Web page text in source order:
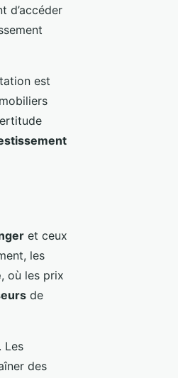
d’accéder
est
et ceux
les
, où les prix
de
Les
des